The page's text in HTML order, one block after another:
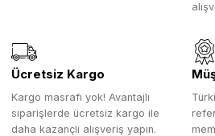
Ücretsiz Kargo
Kargo masrafı yok! Avantajlı
siparişlerde ücretsiz kargo ile
daha kazançlı alışveriş yapın.